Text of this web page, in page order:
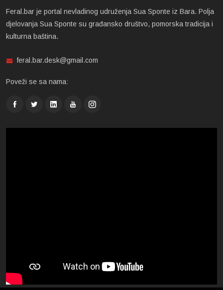
Feral.bar je portal nevladinog udruženja Sua Sponte iz Bara. Polja
djelovanja Sua Sponte su građansko društvo, pomorska tradicija i
kulturna baština.
feral.bar.desk@gmail.com
Poveži se sa nama: